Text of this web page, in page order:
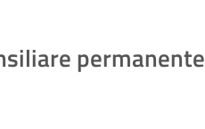
permanente